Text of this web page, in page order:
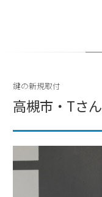
鍵の新規取付
高槻市・Tさん